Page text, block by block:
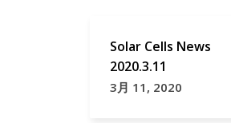
Solar Cells News
2020.3.11
3月 11, 2020